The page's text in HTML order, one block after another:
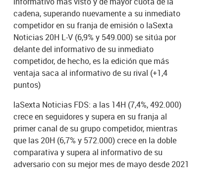
cadena, superando nuevamente a su inmediato
competidor en su franja de emisión o laSexta
Noticias 20H L-V (6,9% y 549.000) se sitúa por
delante del informativo de su inmediato
competidor, de hecho, es la edición que más
ventaja saca al informativo de su rival (+1,4
puntos)
laSexta Noticias FDS: a las 14H (7,4%, 492.000)
crece en seguidores y supera en su franja al
primer canal de su grupo competidor, mientras
que las 20H (6,7% y 572.000) crece en la doble
comparativa y supera al informativo de su
adversario con su mejor mes de mayo desde 2021